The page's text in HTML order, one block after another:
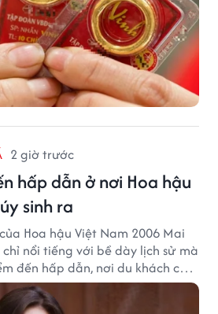
2 giờ trước
hấp dẫn ở nơi Hoa hậu
sinh ra
Hoa hậu Việt Nam 2006 Mai
chỉ nổi tiếng với bề dày lịch sử mà
đến hấp dẫn, nơi du khách có
vẻ đẹp cổ kính xen lẫn nhịp
đô.